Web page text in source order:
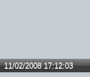
11/02/2008 17:12:03